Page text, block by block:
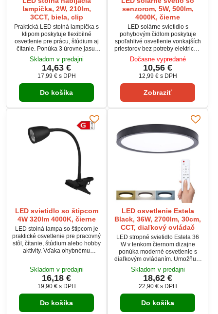
lampička, 2W, 210lm,
3CCT, biela, clip
Praktická LED stolná lampička s
klipom poskytuje flexibilné
osvetlenie pre prácu, štúdium aj
čítanie. Ponúka 3 úrovne jasu,
možnosť zmeny teploty svetla a
napájanie zo zabudovanej
batérie alebo cez USB-C. Vďaka
upevňovaciemu klipu ju
jednoducho prichytíte na stôl,
policu či posteľ. Moderný dizajn a
intuitívne dotykové ovládanie z
nej robia ideálneho pomocníka
Skladom v predajni
14,63 €
17,99 € s DPH
Do košíka
senzorom, 5W, 500lm,
4000K, čierne
LED solárne svietidlo s
pohybovým čidlom poskytuje
spoľahlivé osvetlenie vonkajších
priestorov bez potreby elektrickej
prípojky. Vďaka integrovanému
solárnemu panelu, svetelnému
toku 500 lm a trom režimom
svietenia je ideálne pre vstupy,
pergoly, parkovacie miesta, kôlne
alebo záhrady. Pohybový senzor
s dosahom až 8 m automaticky
aktivuje osvetlenie pri
zaznamenaní pohybu. Odolné
Dočasne vypredané
10,56 €
12,99 € s DPH
Zobraziť
LED svietidlo so štipcom
4W 320lm 4000K, čierne
LED stolná lampa so štipcom je
praktické osvetlenie pre pracovný
stôl, čítanie, štúdium alebo hobby
aktivity. Vďaka ohybnému
kde ho potrebujete. Svetelný tok
320 lm a neutrálna biela farba
svetla 4000 K zabezpečujú
príjemné a prirodzené osvetlenie.
Štipec umožňuje rýchle
upevnenie na stôl, policu alebo
Skladom v predajni
16,18 €
19,90 € s DPH
Do košíka
LED osvetlenie Estela
Black, 36W, 2700lm, 30cm,
CCT, diaľkový ovládač
LED stropné svietidlo Estela 36
W v tenkom čiernom dizajne
ponúka moderné osvetlenie s
diaľkovým ovládaním. Umožňuje
plynulé stmievanie a nastavenie
teploty svetla 3000K–6500K
podľa nálady. Svetelný tok až
2700 lm zabezpečí dostatok
svetla do každej miestnosti.
Ideálne riešenie pre štýlové a
pohodlné osvetlenie interiéru.
Skladom v predajni
18,62 €
22,90 € s DPH
Do košíka